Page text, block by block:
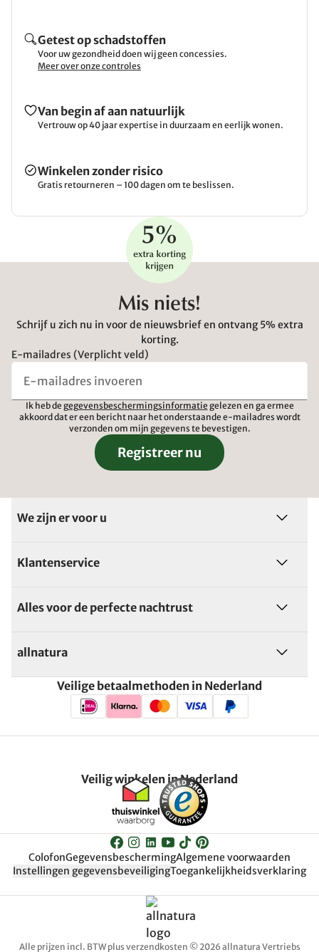
Getest op schadstoffen
Voor uw gezondheid doen wij geen concessies.
Meer over onze controles
Van begin af aan natuurlijk
Vertrouw op 40 jaar expertise in duurzaam en eerlijk wonen.
Winkelen zonder risico
Gratis retourneren – 100 dagen om te beslissen.
Mis niets!
Schrijf u zich nu in voor de nieuwsbrief en ontvang 5% extra
korting.
E-mailadres (Verplicht veld)
Ik heb de gegevensbeschermingsinformatie gelezen en ga ermee
akkoord dat er een bericht naar het onderstaande e-mailadres wordt
verzonden om mijn gegevens te bevestigen.
Registreer nu
We zijn er voor u
Klantenservice
Alles voor de perfecte nachtrust
allnatura
Veilige betaalmethoden in Nederland
Veilig winkelen in Nederland
ColofonGegevensbeschermingAlgemene voorwaarden
Instellingen gegevensbeveiligingToegankelijkheidsverklaring
Alle prijzen incl. BTW plus verzendkosten © 2026 allnatura Vertriebs